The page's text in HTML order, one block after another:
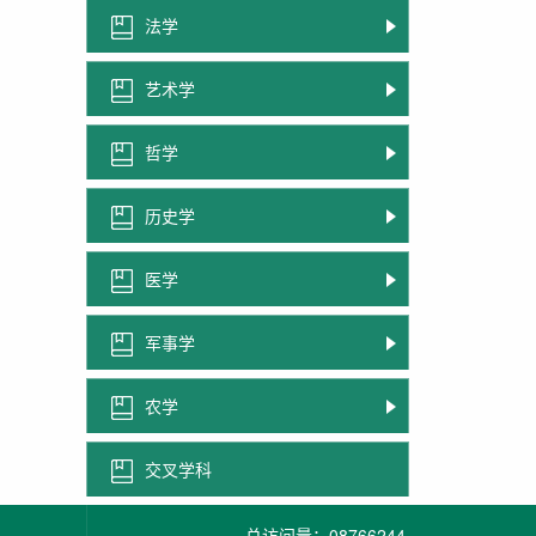
法学
艺术学
哲学
历史学
医学
军事学
农学
交叉学科